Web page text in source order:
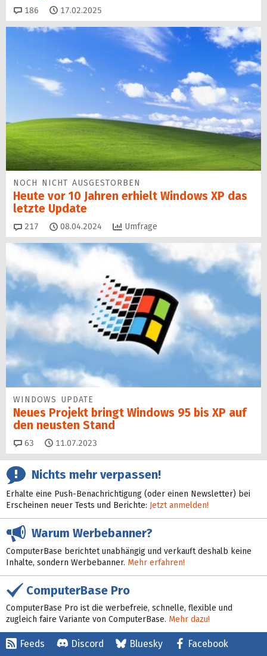
186 Kommentare
17.02.2025
NOCH NICHT AUSGESTORBEN
Heute vor 10 Jahren erhielt Windows XP das
letzte Update
217 Kommentare
08.04.2024 Umfrage
WINDOWS UPDATE
Neues Projekt bringt Windows 95 bis XP auf
den neusten Stand
63 Kommentare
11.07.2023
Nichts mehr verpassen!
Erhalte eine Push-Benachrichtigung (oder einen Newsletter) bei
Erscheinen neuer Tests und Berichte: Jetzt anmelden!
Warum Werbebanner?
ComputerBase berichtet unabhängig und verkauft deshalb keine
Inhalte, sondern Werbebanner. Mehr erfahren!
ComputerBase Pro
ComputerBase Pro ist die werbefreie, schnelle, flexible und
zugleich faire Variante von ComputerBase. Mehr dazu!
Feeds Discord Bluesky Facebook